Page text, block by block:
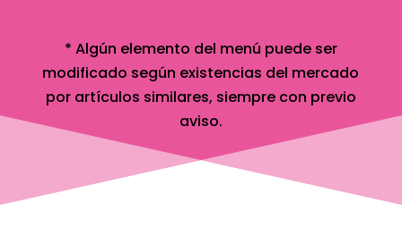
* Algún elemento del menú puede ser
modificado según existencias del mercado
por artículos similares, siempre con previo
aviso.